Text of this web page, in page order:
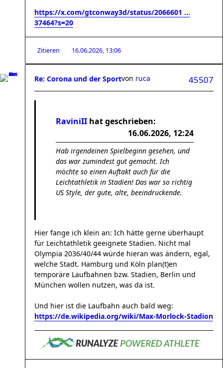
https://x.com/gtconway3d/status/2066601 ...
37464?s=20
Zitieren 16.06.2026, 13:06
Re: Corona und der Sport 45507
von ruca
RaviniII hat geschrieben:
16.06.2026, 12:24
Hab irgendeinen Spielbeginn gesehen, und
das war zumindest gut gemacht. Ich
möchte so einen Auftakt auch für die
Leichtathletik in Stadien! Das war so richtig
US Style, der gute, alte, beeindruckende.
Hier fange ich klein an: Ich hätte gerne überhaupt
für Leichtathletik geeignete Stadien. Nicht mal
Olympia 2036/40/44 würde hieran was ändern, egal,
welche Stadt. Hamburg und Köln plan(t)en
temporäre Laufbahnen bzw. Stadien, Berlin und
München wollen nutzen, was da ist.
Und hier ist die Laufbahn auch bald weg:
https://de.wikipedia.org/wiki/Max-Morlock-Stadion